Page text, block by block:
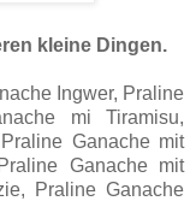
kleine Dingen.
Ingwer, Praline
mi Tiramisu,
Ganache mit
Ganache mit
Praline Ganache